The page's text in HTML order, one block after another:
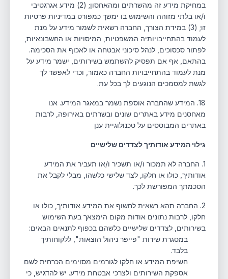
במחיקת מידע זה מהשרתים ומהאחסון; (2) מידע אגרגטיבי
ו/או בלתי מזוהה והשימוש בו ימשך כמפורט במדיניות פרטיות
זו; (3) במידת הצורך, החברה רשאית לשמור מידע על מנת
לעמוד בהתחייבויותיה המשפטיות, המיסויות או החשבונאיות,
לפתור סכסוכים, לנהל סיכוני אבטחה או לאכוף את הסכימה.
בהתאם, אף אם תפסיק להשתמש בשירותים, ישמר מידע על
מנת לעמוד בהתחייבויות החברה כאמור, וכדי לאפשר לך
לגשת למסמכים הנוגעים לך בכל עת.
18. המידע שהחברה אוספת נשמר במאגר המידע. אנו
מאחסנים מידע באתרים שונים ובשרתים באירופה, לרבות
באתרים המבוססים על טכנולוגיית ענן
גילוי המידע אודותיך לצדדים שלישיים
1. החברה לא תמכור ו/או תשכיר ו/או תעביר את המידע
אודותיך, כולו או חלקו, לצד שלישי כלשהו, מבלי לקבל את
הסכמתך המפורשת לכך.
2. החברה תהא רשאית לחשוף את המידע אודותיך, כולו או
חלקו, לרבות נתונים אודות מקום הימצאך בעת השימוש
בשירותים, לצדדים שלישיים כלשהם בכפוף לתנאים הבאים:
במסגרת שירות "פייפר ניהול הוצאות", ללקוחותיך
בלבד.
חשיפת המידע או חלקו לגורמים מסוימים הכרחית לשם
אספקת השירותים ולצרכי אבטחת מידע. יש להדגיש, כי